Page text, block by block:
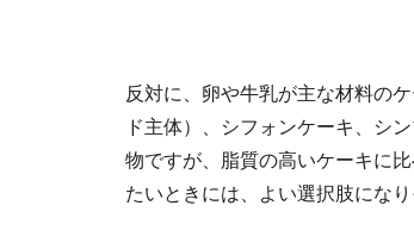
反対に、卵や牛乳が主な材料の
ド主体）、シフォンケーキ、シ
物ですが、脂質の高いケーキに
たいときには、よい選択肢になり